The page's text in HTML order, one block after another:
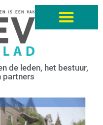
de leden, het bestuur,
partners